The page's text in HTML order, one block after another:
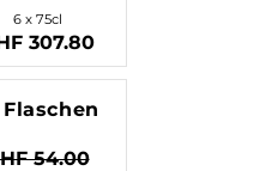
6 x 75cl
307.80
Flaschen
54.00